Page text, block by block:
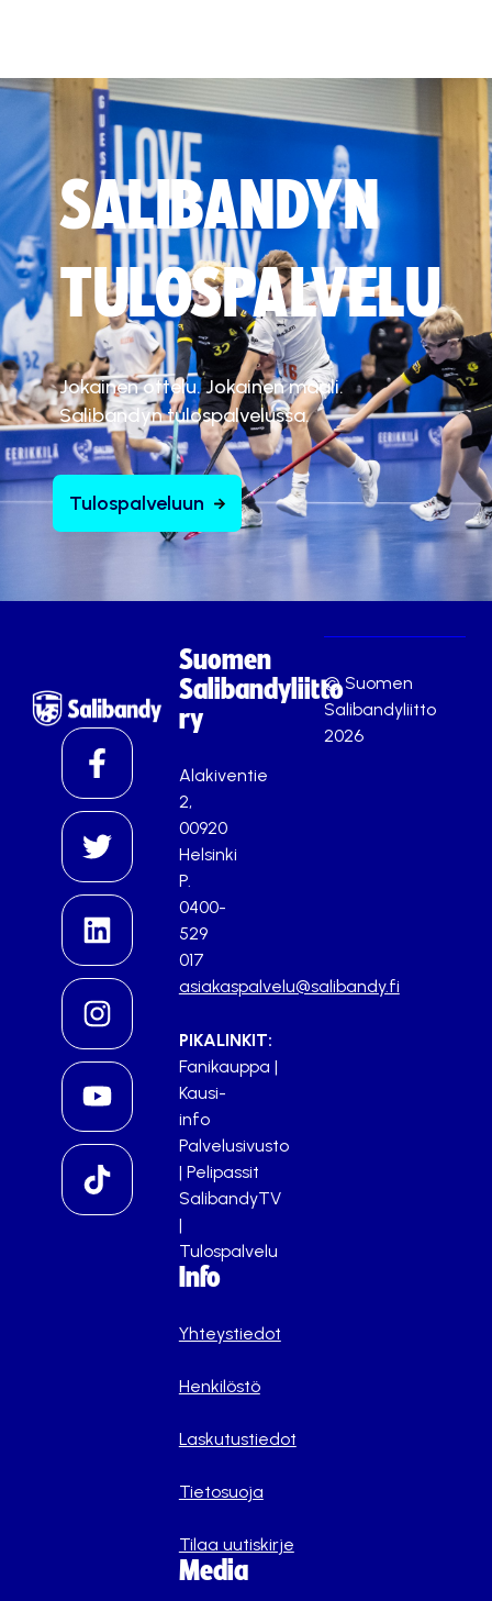
SALIBANDYN
TULOSPALVELU
Jokainen ottelu. Jokainen maali.
Salibandyn tulospalvelussa.
Tulospalveluun
Suomen
Salibandyliitto
ry
Alakiventie
2,
00920
Helsinki
P.
0400-
529
017
asiakaspalvelu@salibandy.fi
PIKALINKIT:
Fanikauppa |
Kausi-
info
Palvelusivusto
| Pelipassit
SalibandyTV
|
Tulospalvelu
Info
Yhteystiedot
Henkilöstö
Laskutustiedot
Tietosuoja
Tilaa uutiskirje
Media
© Suomen
Salibandyliitto
2026